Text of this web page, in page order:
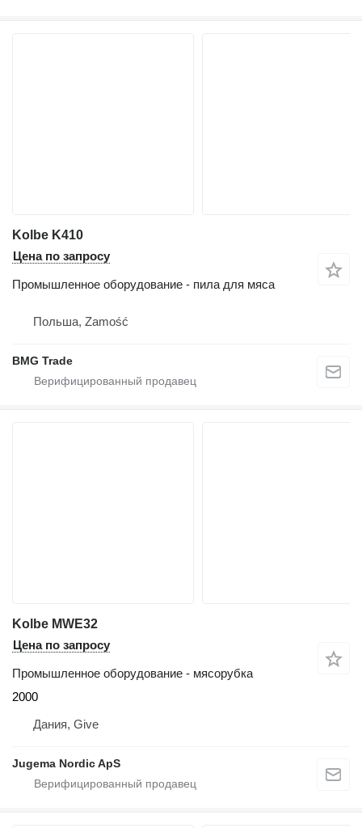
Kolbe K410
Цена по запросу
Промышленное оборудование - пила для мяса
Польша, Zamość
BMG Trade
Kolbe MWE32
Цена по запросу
Промышленное оборудование - мясорубка
2000
Дания, Give
Jugema Nordic ApS